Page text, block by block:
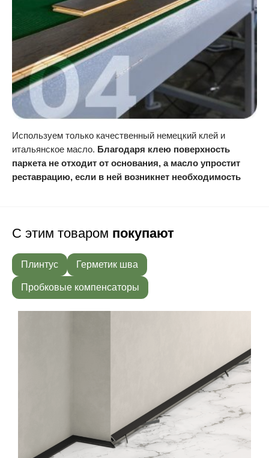
Используем только качественный немецкий клей и
итальянское масло. Благодаря клею поверхность
паркета не отходит от основания, а масло упростит
реставрацию, если в ней возникнет необходимость
С этим товаром покупают
Плинтус Герметик шва
Пробковые компенсаторы